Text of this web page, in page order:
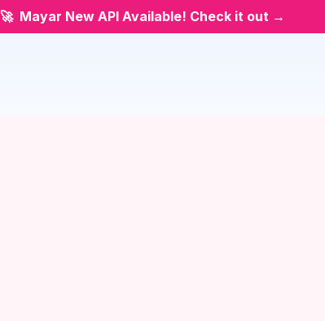
🚀  Mayar New API Available! Check it out →